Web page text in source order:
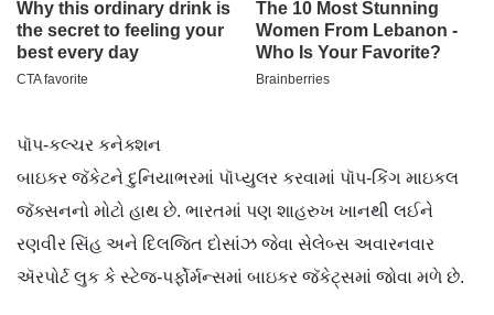
પૉપ-કલ્ચર કનેક્શન
બાઇકર જૅકેટને દુનિયાભરમાં પૉપ્યુલર કરવામાં પૉપ-કિંગ માઇકલ
જૅક્સનનો મોટો હાથ છે. ભારતમાં પણ શાહરુખ ખાનથી લઈને
રણવીર સિંહ અને દિલજિત દોસાંઝ જેવા સેલેબ્સ અવારનવાર
ઍરપોર્ટ લુક કે સ્ટેજ-પર્ફોર્મન્સમાં બાઇકર જૅકેટ્સમાં જોવા મળે છે.